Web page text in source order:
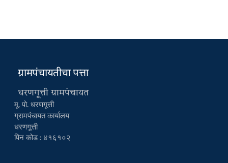
ग्रामपंचायतीचा पत्ता
धरणगूत्ती ग्रामपंचायत
मू. पो. धरणगूत्ती
ग्रामपंचायत कार्यालय
धरणगूत्ती
पिन कोड : ४१६१०२